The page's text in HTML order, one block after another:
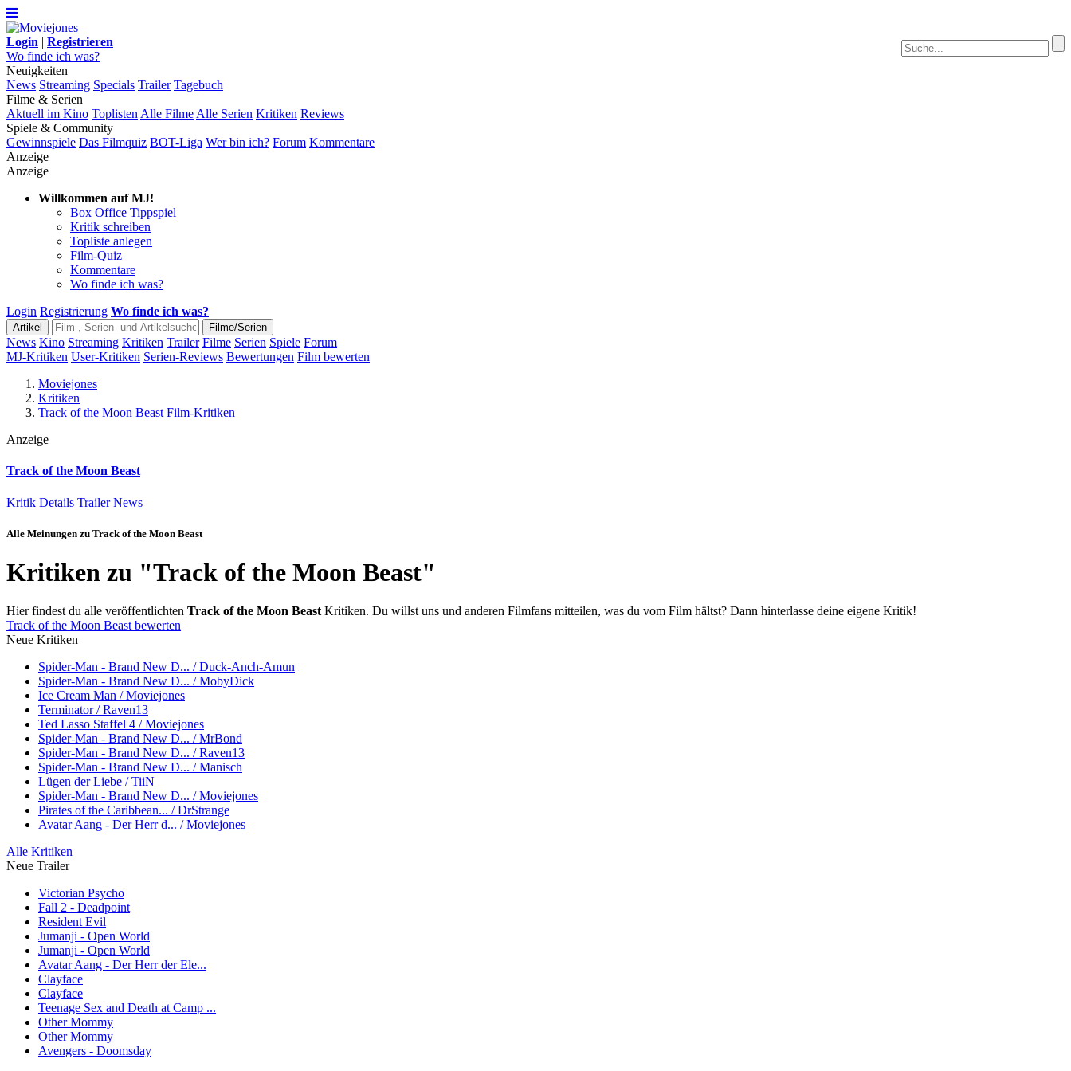
Login | Registrieren
Wo finde ich was?
Neuigkeiten
News Streaming Specials Trailer Tagebuch
Filme & Serien
Aktuell im Kino Toplisten Alle Filme Alle Serien Kritiken Reviews
Spiele & Community
Gewinnspiele Das Filmquiz BOT-Liga Wer bin ich? Forum Kommentare
Anzeige
Anzeige
Willkommen auf MJ!
Box Office Tippspiel
Kritik schreiben
Topliste anlegen
Film-Quiz
Kommentare
Wo finde ich was?
Login Registrierung Wo finde ich was?
News Kino Streaming Kritiken Trailer Filme Serien Spiele Forum
MJ-Kritiken User-Kritiken Serien-Reviews Bewertungen Film bewerten
Moviejones
Kritiken
Track of the Moon Beast Film-Kritiken
Anzeige
Track of the Moon Beast
Kritik Details Trailer News
Alle Meinungen zu Track of the Moon Beast
Kritiken zu "Track of the Moon Beast"
Hier findest du alle veröffentlichten Track of the Moon Beast Kritiken. Du willst uns und anderen Filmfans mitteilen, was du vom Film hältst? Dann hinterlasse deine eigene Kritik!
Track of the Moon Beast bewerten
Neue Kritiken
Spider-Man - Brand New D... / Duck-Anch-Amun
Spider-Man - Brand New D... / MobyDick
Ice Cream Man / Moviejones
Terminator / Raven13
Ted Lasso Staffel 4 / Moviejones
Spider-Man - Brand New D... / MrBond
Spider-Man - Brand New D... / Raven13
Spider-Man - Brand New D... / Manisch
Lügen der Liebe / TiiN
Spider-Man - Brand New D... / Moviejones
Pirates of the Caribbean... / DrStrange
Avatar Aang - Der Herr d... / Moviejones
Alle Kritiken
Neue Trailer
Victorian Psycho
Fall 2 - Deadpoint
Resident Evil
Jumanji - Open World
Jumanji - Open World
Avatar Aang - Der Herr der Ele...
Clayface
Clayface
Teenage Sex and Death at Camp ...
Other Mommy
Other Mommy
Avengers - Doomsday